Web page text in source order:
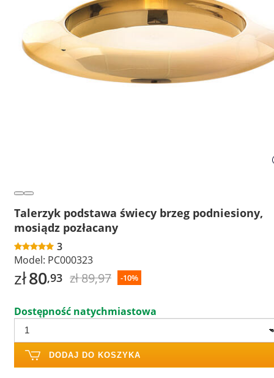
Talerzyk podstawa świecy brzeg podniesiony,
mosiądz pozłacany
3
Model: PC000323
zł80,93 zł 89,97 -10%
Dostępność natychmiastowa
DODAJ DO KOSZYKA